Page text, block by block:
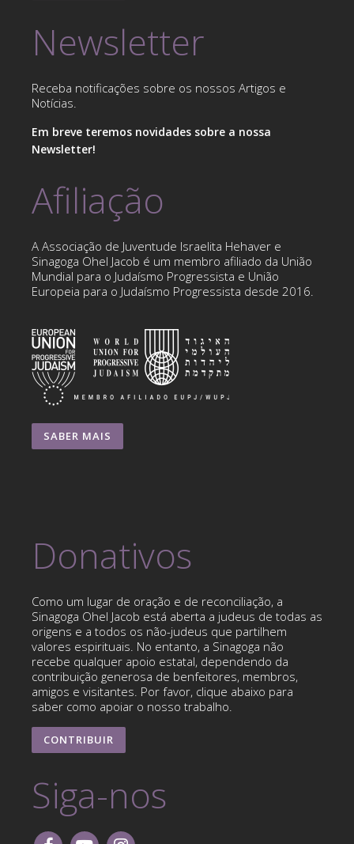
Newsletter
Receba notificações sobre os nossos Artigos e
Notícias.
Em breve teremos novidades sobre a nossa
Newsletter!
Afiliação
A Associação de Juventude Israelita Hehaver e
Sinagoga Ohel Jacob é um membro afiliado da União
Mundial para o Judaísmo Progressista e União
Europeia para o Judaísmo Progressista desde 2016.
SABER MAIS
Donativos
Como um lugar de oração e de reconciliação, a
Sinagoga Ohel Jacob está aberta a judeus de todas as
origens e a todos os não-judeus que partilhem
valores espirituais. No entanto, a Sinagoga não
recebe qualquer apoio estatal, dependendo da
contribuição generosa de benfeitores, membros,
amigos e visitantes. Por favor, clique abaixo para
saber como apoiar o nosso trabalho.
CONTRIBUIR
Siga-nos